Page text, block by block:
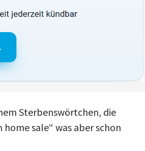
Sterbenswörtchen, die
sale“ was aber schon